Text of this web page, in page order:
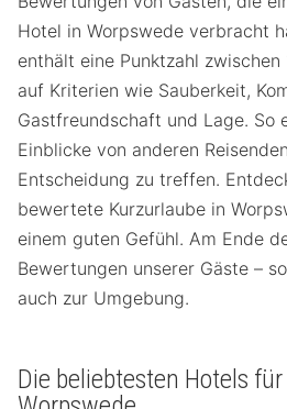
Hotel in Worpswede verbracht
enthält eine Punktzahl zwischen
auf Kriterien wie Sauberkeit,
Gastfreundschaft und Lage. So
Einblicke von anderen
Entscheidung zu treffen.
bewertete Kurzurlaube in
einem guten Gefühl. Am Ende
Bewertungen unserer Gäste –
auch zur Umgebung.
Die beliebtesten Hotels